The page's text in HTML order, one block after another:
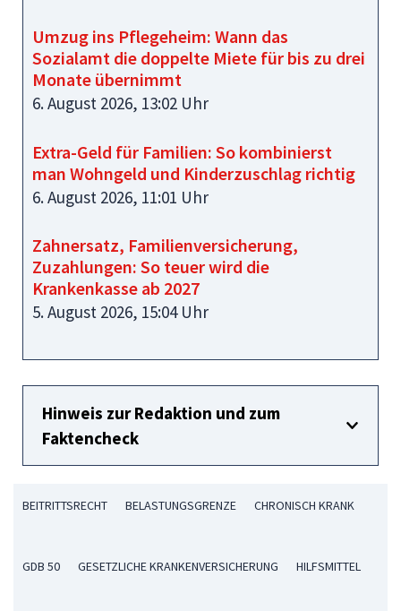
Umzug ins Pflegeheim: Wann das
Sozialamt die doppelte Miete für bis zu drei
Monate übernimmt
6. August 2026, 13:02 Uhr
Extra-Geld für Familien: So kombinierst
man Wohngeld und Kinderzuschlag richtig
6. August 2026, 11:01 Uhr
Zahnersatz, Familienversicherung,
Zuzahlungen: So teuer wird die
Krankenkasse ab 2027
5. August 2026, 15:04 Uhr
Hinweis zur Redaktion und zum
Faktencheck
BEITRITTSRECHT BELASTUNGSGRENZE CHRONISCH KRANK
GDB 50 GESETZLICHE KRANKENVERSICHERUNG HILFSMITTEL